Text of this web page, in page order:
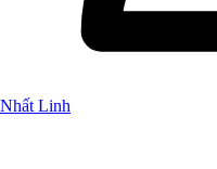
Nhất Linh